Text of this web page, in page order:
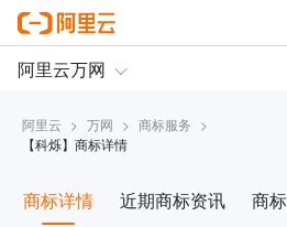
阿里云 > 万网 > 商标服务 >
【科烁】商标详情
商标详情 近期商标资讯 商